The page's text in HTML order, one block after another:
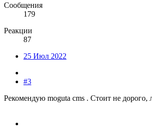
Сообщения
179
Реакции
87
25 Июл 2022
#3
Рекомендую moguta cms . Стоит не дорого,